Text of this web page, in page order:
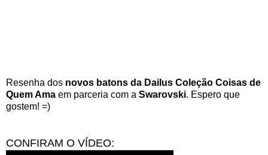
Resenha dos novos batons da Dailus Coleção Coisas de
Quem Ama em parceria com a Swarovski. Espero que
gostem! =)
CONFIRAM O VÍDEO: